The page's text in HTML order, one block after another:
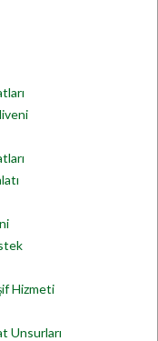
Hizmeti
Unsurları